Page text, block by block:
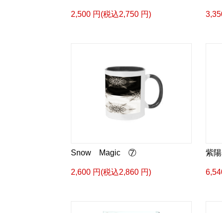
2,500 円(税込2,750 円)
Snow Magic ⑦
2,600 円(税込2,860 円)
紫